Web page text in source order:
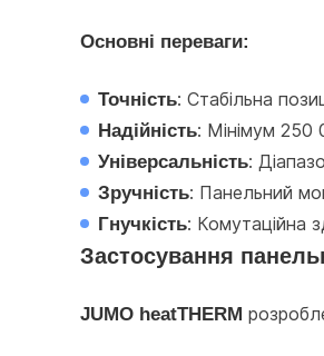
Основні переваги:
Точність: Стабільна
Надійність: Мінімум 250
Універсальність:
Зручність: Панельний
Гнучкість: Комутаційна
Застосування
JUMO heatTHERM